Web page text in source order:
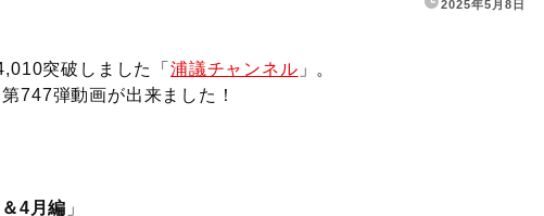
2025年5月8日
突破しました「 浦議チャンネル 」。
747弾動画が出来ました！
4月編 」